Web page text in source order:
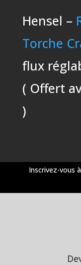
Hensel –
Torche
flux
( Offert
)
Inscrivez-vous